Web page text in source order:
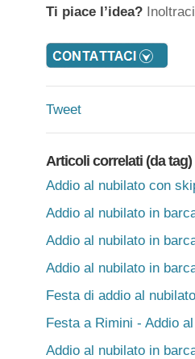
Ti piace l’idea?
Tweet
Articoli correlati (da tag)
Addio al nubilato con
Addio al nubilato in
Addio al nubilato in
Addio al nubilato in
Festa di addio al
Festa a Rimini - Addio
Addio al nubilato in